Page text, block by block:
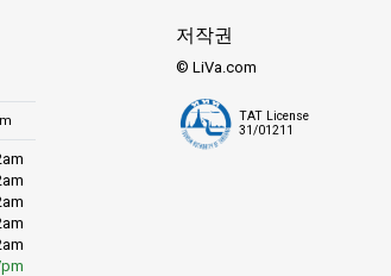
현대적인 스피드 보트는 꼬 크라단과 꼬 피피와 같은
는 섬 낙원에 아무 문제 없이 도착할 수 있도록 보장합
요.
약속합니다.
저작권
© LiVa.com
TAT License
31/01211